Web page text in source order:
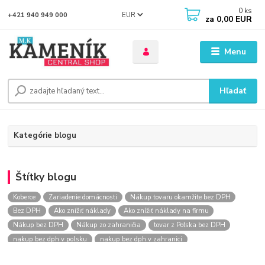
Menu
EUR
Hľadať
+421 940 949 000 0 ks
za 0,00 EUR
Kategórie blogu
Štítky blogu
Koberce Zariadenie domácnosti
Nákup tovaru okamžite bez DPH
Bez DPH
Ako znížiť náklady
Ako znížiť náklady na firmu
Nákup bez DPH
Nákup zo zahraničia
tovar z Poľska bez DPH
nakup bez dph v polsku
nakup bez dph v zahranici